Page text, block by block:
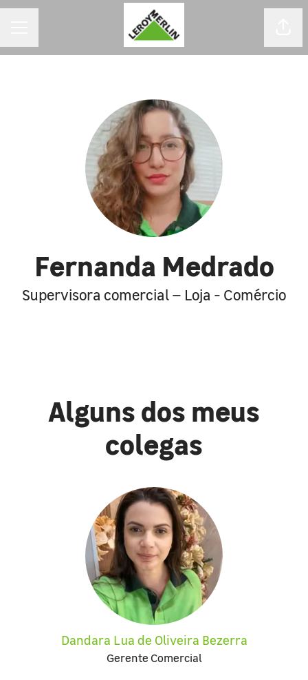
Fernanda Medrado
Supervisora comercial – Loja - Comércio
Alguns dos meus
colegas
Dandara Lua de Oliveira Bezerra
Gerente Comercial